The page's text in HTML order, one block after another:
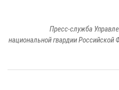
Пресс-служба
национальной гвардии Российской